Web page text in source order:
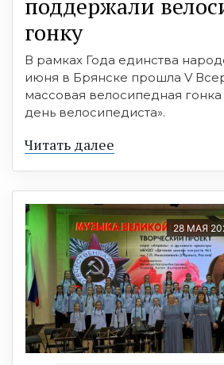
поддержали
гонку
В рамках Года единства
июня в Брянске прошла V
массовая велосипедная
день велосипедиста».
Читать далее
28 МАЯ